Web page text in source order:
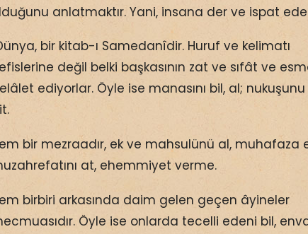
anlatmaktır. Yani, insana der ve ispat
bir kitab-ı Samedanîdir. Huruf ve kelimatı
değil belki başkasının zat ve sıfât ve
ediyorlar. Öyle ise manasını bil, al; nukuşunu
bir mezraadır, ek ve mahsulünü al, muhafaza
at, ehemmiyet verme.
birbiri arkasında daim gelen geçen âyineler
Öyle ise onlarda tecelli edeni bil,